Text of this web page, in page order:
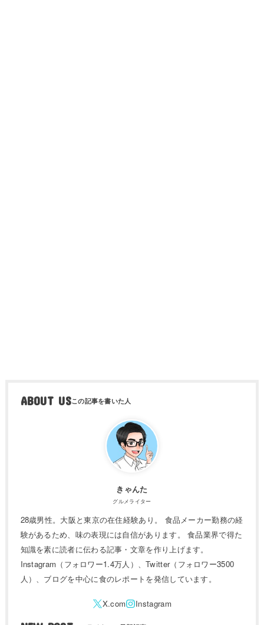
ABOUT US
きゃんた
グルメライター
28歳男性。大阪と東京の在住経験あり。 食品メーカー勤務の経
験があるため、味の表現には自信があります。 食品業界で得た
知識を素に読者に伝わる記事・文章を作り上げます。
Instagram（フォロワー1.4万人）、Twitter（フォロワー3500
人）、ブログを中心に食のレポートを発信しています。